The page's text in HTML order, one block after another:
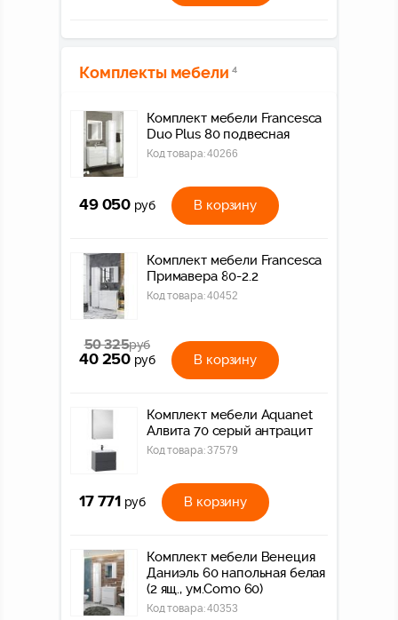
Комплекты мебели 4
Комплект мебели Francesca
Duo Plus 80 подвесная
Код товара:40266
49 050 руб В корзину
Комплект мебели Francesca
Примавера 80-2.2
Код товара:40452
50 325руб
40 250 руб В корзину
Комплект мебели Aquanet
Алвита 70 серый антрацит
Код товара:37579
17 771 руб В корзину
Комплект мебели Венеция
Даниэль 60 напольная белая
(2 ящ., ум.Como 60)
Код товара:40353